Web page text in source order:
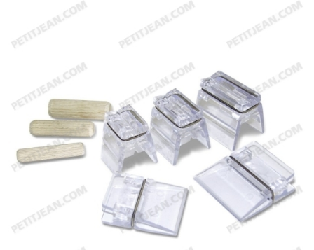
Nymphs
MAGIC tools
Outils de montage
Matériaux de montage
MAGIC Head-Weight